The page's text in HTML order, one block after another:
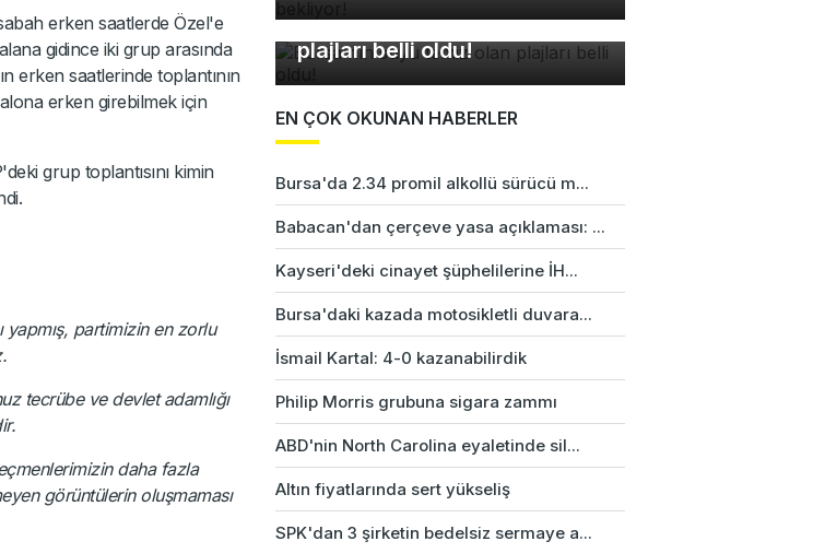
erken saatlerde Özel'e
gidince iki grup arasında
erken saatlerinde toplantının
erken girebilmek için
grup toplantısını kimin
yapmış, partimizin en zorlu
tecrübe ve devlet adamlığı
daha fazla
görüntülerin oluşmaması
Bursa'nın suyu temiz olan
plajları belli oldu!
EN ÇOK OKUNAN HABERLER
Bursa'da 2.34 promil alkollü sürücü m...
Babacan'dan çerçeve yasa açıklaması: ...
Kayseri'deki cinayet şüphelilerine İH...
Bursa'daki kazada motosikletli duvara...
İsmail Kartal: 4-0 kazanabilirdik
Philip Morris grubuna sigara zammı
ABD'nin North Carolina eyaletinde sil...
Altın fiyatlarında sert yükseliş
SPK'dan 3 şirketin bedelsiz sermaye a...